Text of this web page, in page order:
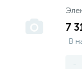
7
В
-